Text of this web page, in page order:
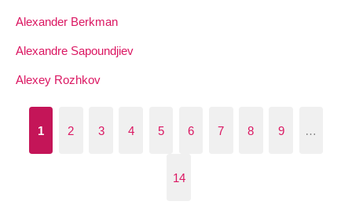
Alexander Berkman
Alexandre Sapoundjiev
Alexey Rozhkov
1 2 3 4 5 6 7 8 9 …
14